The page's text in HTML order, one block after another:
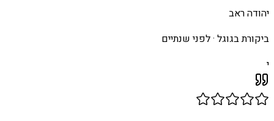
יהודה ראב
ביקורת בגוגל ·לפני שנתיים
י